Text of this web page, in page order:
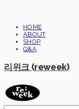
HOME
ABOUT
SHOP
Q&A
리위크 (reweek)